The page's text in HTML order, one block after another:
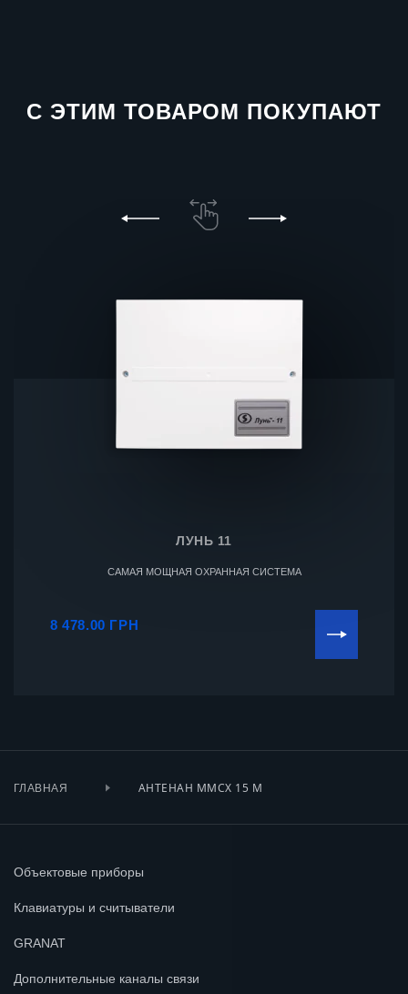
С ЭТИМ ТОВАРОМ ПОКУПАЮТ
ЛУНЬ 11
САМАЯ МОЩНАЯ ОХРАННАЯ СИСТЕМА
8 478.00 ГРН
ГЛАВНАЯ АНТЕНАН MMCX 15 М
Объектовые приборы
Клавиатуры и считыватели
GRANAT
Дополнительные каналы связи